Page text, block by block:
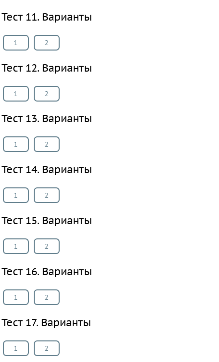
Тест 11. Варианты
1 2
Тест 12. Варианты
1 2
Тест 13. Варианты
1 2
Тест 14. Варианты
1 2
Тест 15. Варианты
1 2
Тест 16. Варианты
1 2
Тест 17. Варианты
1 2